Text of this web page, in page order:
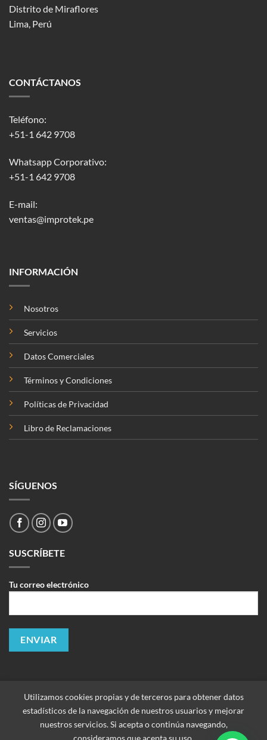
Distrito de Miraflores
Lima, Perú
CONTÁCTANOS
Teléfono:
+51-1 642 9708
Whatsapp Corporativo:
+51-1 642 9708
E-mail:
ventas@improtek.pe
INFORMACIÓN
Nosotros
Servicios
Datos Comerciales
Términos y Condiciones
Políticas de Privacidad
Libro de Reclamaciones
SÍGUENOS
SUSCRÍBETE
Tu correo electrónico
Utilizamos cookies propias y de terceros para obtener datos
estadísticos de la navegación de nuestros usuarios y mejorar
nuestros servicios. Si acepta o continúa navegando,
consideramos que acepta su uso.